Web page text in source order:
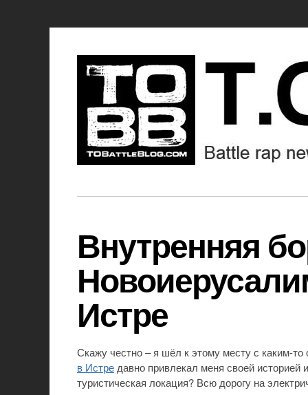
Внутренняя
Истре
Скажу честно – я шёл к этому месту с каким-
в Истре давно привлекал меня своей
туристическая локация? Всю дорогу на